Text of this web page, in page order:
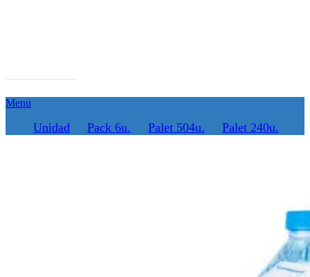
Menu
Unidad Pack 6u. Palet 504u. Palet 240u.